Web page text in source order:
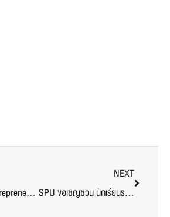
SBS Digital Entrepreneur เติมความรู้! DEK บริหารธุรกิจ “Customer Journey” เส้นทางของลูกค้าตั้งแต่ต้นน้ำ กลางน้ำและปลายน้ำ เพื่อบริการที่ดีที่สุด
NEXT
SPU ขอเชิญชวน นักเรียนระดับชั้น ม.5-ม.6/ปวช. หรือเทียบเท่า เข้าร่วม YOUNG CEO CAMP by SE-SPU แคมป์ที่จะทำให้คุณก้าวสู่ YOUNG CEO เจ้าของธุรกิจรุ่นใหม่